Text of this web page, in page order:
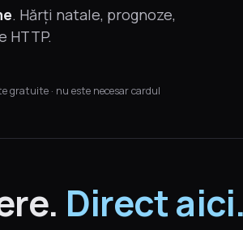
. Hărți natale, prognoze,
HTTP.
gratuite · nu este necesar cardul
Direct aici.